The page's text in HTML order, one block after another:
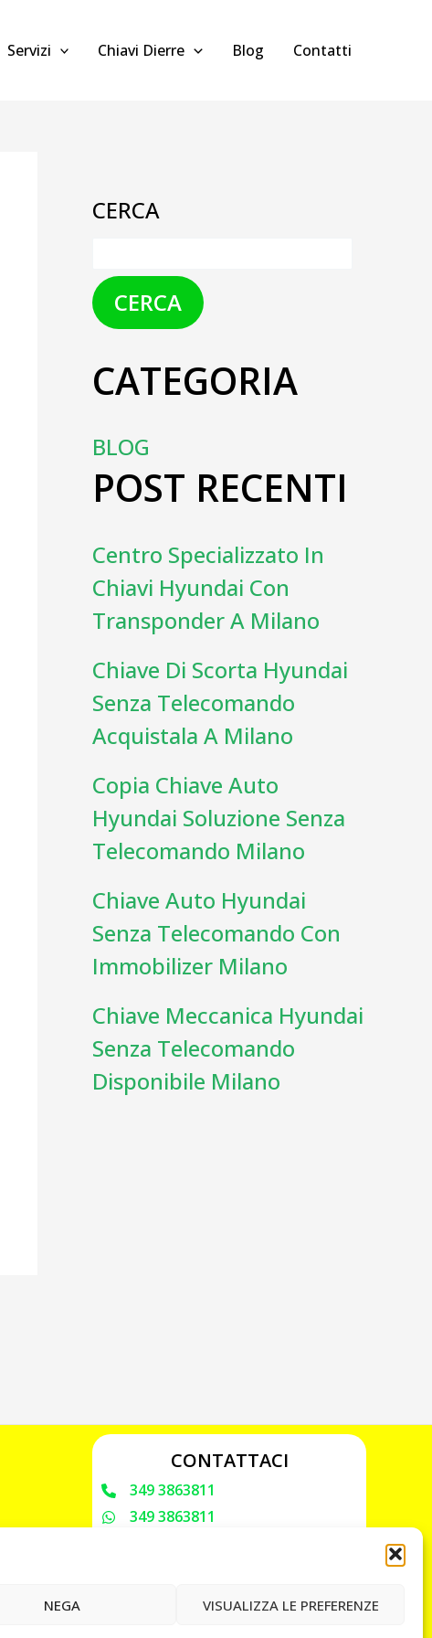
NEGA VISUALIZZA LE PREFERENZE
Servizi Chiavi Dierre Blog Contatti
CERCA
CERCA
CATEGORIA
BLOG
POST RECENTI
Centro Specializzato In
Chiavi Hyundai Con
Transponder A Milano
Chiave Di Scorta Hyundai
Senza Telecomando
Acquistala A Milano
Copia Chiave Auto
Hyundai Soluzione Senza
Telecomando Milano
Chiave Auto Hyundai
Senza Telecomando Con
Immobilizer Milano
Chiave Meccanica Hyundai
Senza Telecomando
Disponibile Milano
CONTATTACI
349 3863811
349 3863811